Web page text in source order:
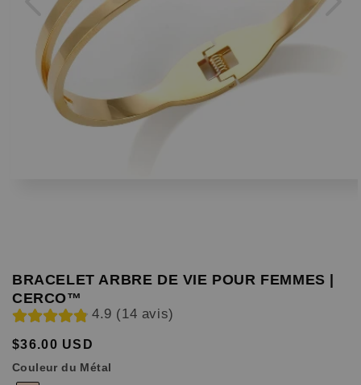
BRACELET ARBRE DE VIE POUR FEMMES |
CERCO™
4.9 (14 avis)
habituel
soldé
$36.00 USD
Couleur du Métal